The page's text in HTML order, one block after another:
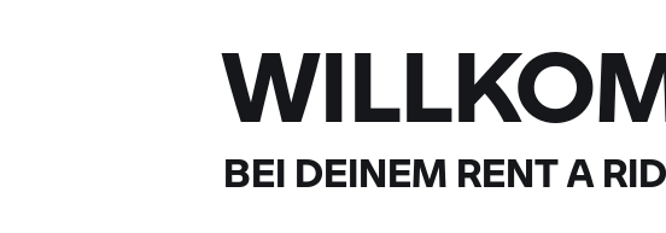
BEI DEINEM RENT A